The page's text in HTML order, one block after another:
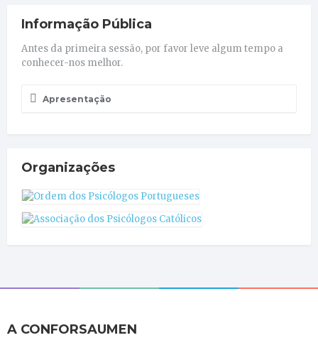
Informação Pública
Antes da primeira sessão, por favor leve algum tempo a
conhecer-nos melhor.
Apresentação
Organizações
A CONFORSAUMEN